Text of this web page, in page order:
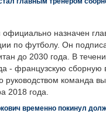
официально назначен
по футболу. Он
до 2030 года. В
- французскую сборную
команда
2018 года.
временно покинул